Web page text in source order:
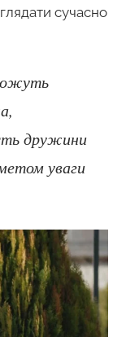
сучасно
дружини
уваги